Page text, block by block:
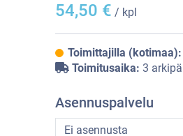
54,50 € / kpl
Toimittajilla (kotimaa):
Toimitusaika: 3
Asennuspalvelu